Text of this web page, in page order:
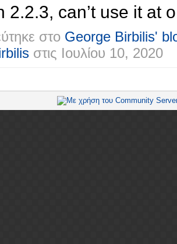
2.2.3, can’t use it at
στο George Birbilis'
στις Ιουλίου 10, 2020